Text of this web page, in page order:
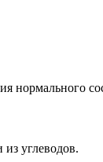
нормального
углеводов.